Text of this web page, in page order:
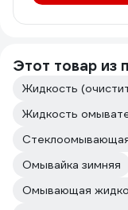
Этот товар из
Жидкость
Жидкость
Омывайка зимняя
Омывающая